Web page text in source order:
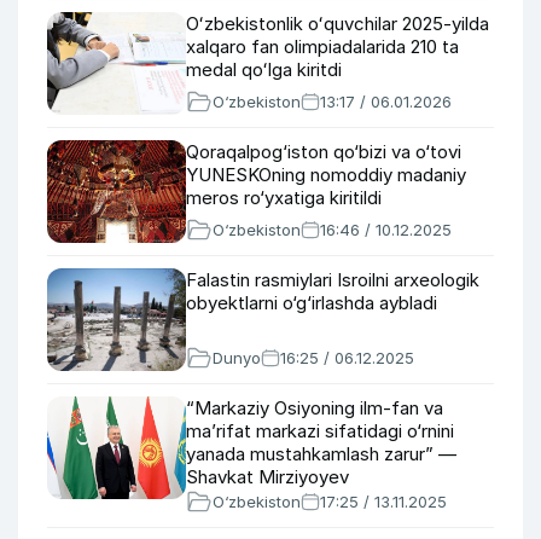
Oʻzbekistonlik oʻquvchilar 2025-yilda
xalqaro fan olimpiadalarida 210 ta
medal qoʻlga kiritdi
O‘zbekiston 13:17 / 06.01.2026
Qoraqalpog‘iston qo‘bizi va o‘tovi
YUNESKOning nomoddiy madaniy
meros ro‘yxatiga kiritildi
O‘zbekiston 16:46 / 10.12.2025
Falastin rasmiylari Isroilni arxeologik
obyektlarni o‘g‘irlashda aybladi
Dunyo 16:25 / 06.12.2025
“Markaziy Osiyoning ilm-fan va
ma’rifat markazi sifatidagi o‘rnini
yanada mustahkamlash zarur” —
Shavkat Mirziyoyev
O‘zbekiston 17:25 / 13.11.2025